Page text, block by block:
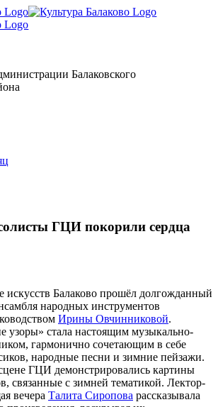
Балаковского
ГЦИ покорили сердца
искусств Балаково прошёл долгожданный
народных инструментов
Ирины Овчинниковой.
узоры» стала настоящим музыкально-
гармонично сочетающим в себе
народные песни и зимние пейзажи.
ГЦИ демонстрировались картины
связанные с зимней тематикой. Лектор-
вечера Талита Сиропова рассказывала